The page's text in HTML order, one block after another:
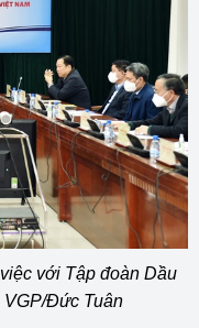
với Tập đoàn Dầu
VGP/Đức Tuân